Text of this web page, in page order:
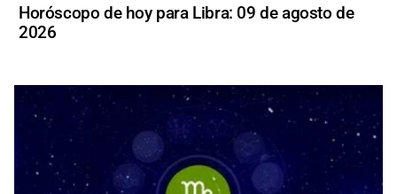
Horóscopo de hoy para Libra: 09 de agosto de
2026